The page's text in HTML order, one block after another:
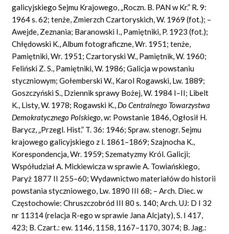
galicyjskiego Sejmu Krajowego, „Roczn. B. PAN w Kr.” R. 9:
1964 s. 62; tenże, Zmierzch Czartoryskich, W. 1969 (fot.); –
Awejde, Zeznania; Baranowski I., Pamiętniki, P. 1923 (fot.);
Chłędowski K., Album fotograficzne, Wr. 1951; tenże,
Pamiętniki, Wr. 1951; Czartoryski W., Pamiętnik, W. 1960;
Feliński Z. S., Pamiętniki, W. 1986; Galicja w powstaniu
styczniowym; Gołemberski W., Karol Rogawski, Lw. 1889;
Goszczyński S., Dziennik sprawy Bożej, W. 1984 I–II; Libelt
K., Listy, W. 1978; Rogawski K., Do Centralnego Towarzystwa
Demokratycznego Polskiego,w: Powstanie 1846, Ogłosił H.
Barycz, „Przegl. Hist.” T. 36: 1946; Spraw. stenogr. Sejmu
krajowego galicyjskiego z l. 1861–1869; Szajnocha K.,
Korespondencja, Wr. 1959; Szematyzmy Król. Galicji;
Współudział A. Mickiewicza w sprawie A. Towiańskiego,
Paryż 1877 II 255–60; Wydawnictwo materiałów do historii
powstania styczniowego, Lw. 1890 III 68; – Arch. Diec. w
Częstochowie: Chruszczobród III 80 s. 140; Arch. UJ: D I 32
nr 11314 (relacja R-ego w sprawie Jana Alcjaty), S. I 417,
423; B. Czart.: ew. 1146, 1158, 1167–1170, 3074; B. Jag.: